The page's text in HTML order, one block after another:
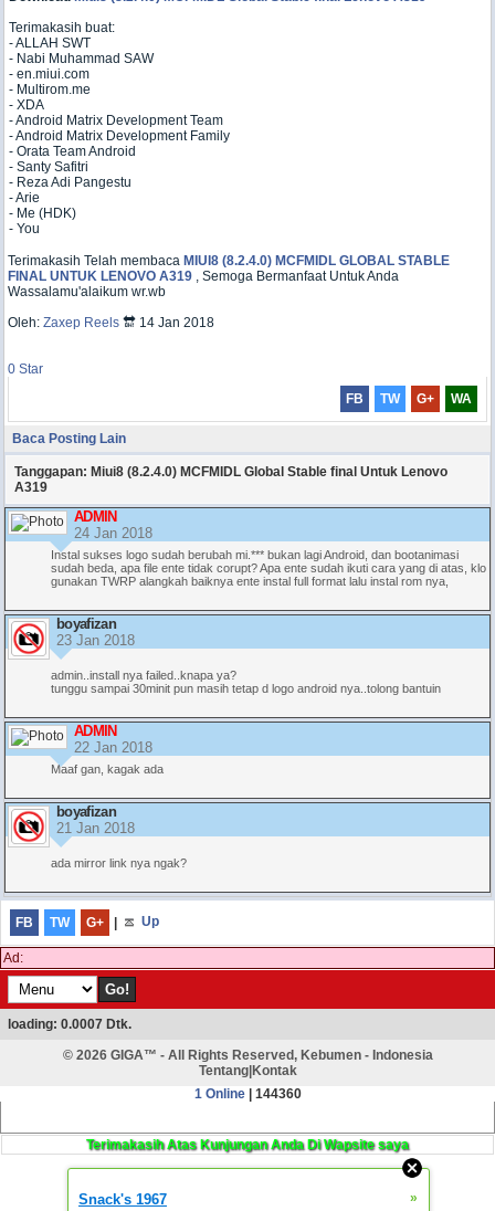
Terimakasih buat:
- ALLAH SWT
- Nabi Muhammad SAW
- en.miui.com
- Multirom.me
- XDA
- Android Matrix Development Team
- Android Matrix Development Family
- Orata Team Android
- Santy Safitri
- Reza Adi Pangestu
- Arie
- Me (HDK)
- You
Terimakasih Telah membaca MIUI8 (8.2.4.0) MCFMIDL GLOBAL STABLE
FINAL UNTUK LENOVO A319 , Semoga Bermanfaat Untuk Anda
Wassalamu'alaikum wr.wb
Oleh: Zaxep Reels 🔛 14 Jan 2018
0 Star
FB
TW G+ WA
Baca Posting Lain
Tanggapan: Miui8 (8.2.4.0) MCFMIDL Global Stable final Untuk Lenovo
A319
ADMIN
24 Jan 2018
Instal sukses logo sudah berubah mi.*** bukan lagi Android, dan bootanimasi
sudah beda, apa file ente tidak corupt? Apa ente sudah ikuti cara yang di atas, klo
gunakan TWRP alangkah baiknya ente instal full format lalu instal rom nya,
boyafizan
23 Jan 2018
admin..install nya failed..knapa ya?
tunggu sampai 30minit pun masih tetap d logo android nya..tolong bantuin
ADMIN
22 Jan 2018
Maaf gan, kagak ada
boyafizan
21 Jan 2018
ada mirror link nya ngak?
FB TW G+ | Up
Ad:
loading: 0.0007 Dtk.
© 2026 GIGA™ - All Rights Reserved, Kebumen - Indonesia
Tentang|Kontak
1 Online| 144360
Snack's 1967 »